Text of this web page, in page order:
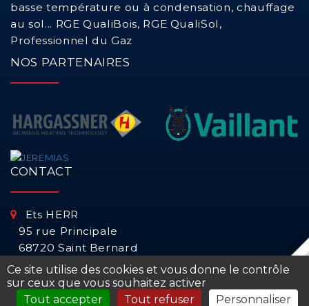
Dépannage d'un chauffe eau solaire (CESI)
Modification réseau de gaz
Panne chauffage
basse température ou à condensation, chauffage
au sol... RGE QualiBois, RGE QualiSol,
Professionnel du Gaz
NOS PARTENAIRES
CONTACT
Ets HERR
95 rue Principale
68720 Saint Bernard
03 89 25 52 56 | 06 80 63 58 13
Ce site utilise des cookies et vous donne le contrôle
sur ceux que vous souhaitez activer
Tout accepter
Tout refuser Personnaliser